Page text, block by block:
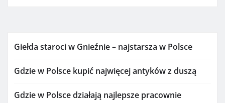
Giełda staroci w Gnieźnie – najstarsza w Polsce
Gdzie w Polsce kupić najwięcej antyków z duszą
Gdzie w Polsce działają najlepsze pracownie